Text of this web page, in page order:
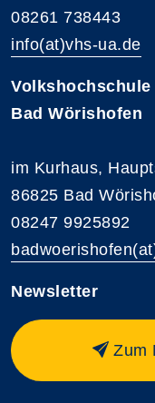
08261 738443
info(at)vhs-ua.de
Volkshochschule
Bad Wörishofen
im Kurhaus,
86825 Bad
08247 9925892
Newsletter
Zum